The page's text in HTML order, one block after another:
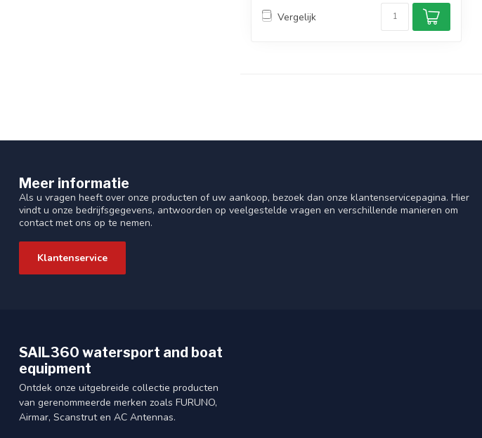
Vergelijk
Meer informatie
Als u vragen heeft over onze producten of uw aankoop, bezoek dan onze klantenservicepagina. Hier
vindt u onze bedrijfsgegevens, antwoorden op veelgestelde vragen en verschillende manieren om
contact met ons op te nemen.
Klantenservice
SAIL360 watersport and boat
equipment
Ontdek onze uitgebreide collectie producten
van gerenommeerde merken zoals FURUNO,
Airmar, Scanstrut en AC Antennas.